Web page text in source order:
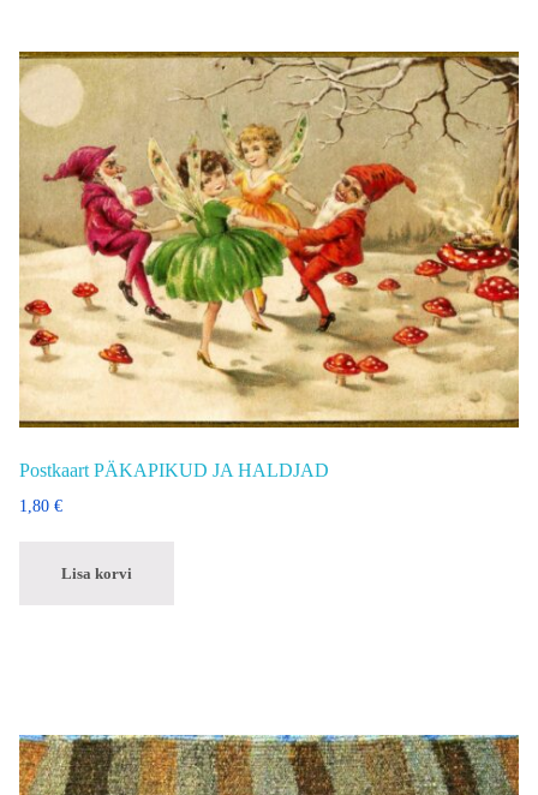
Postkaart PÄKAPIKUD JA HALDJAD
1,80 €
Lisa korvi